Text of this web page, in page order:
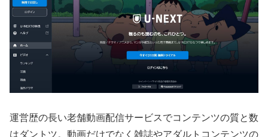
運営歴の長い老舗動画配信サービスでコンテンツの質と数
はダントツ。動画だけでなく雑誌やアダルトコンテンツの